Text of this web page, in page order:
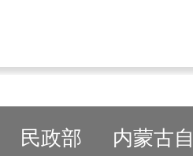
民政部 内蒙古